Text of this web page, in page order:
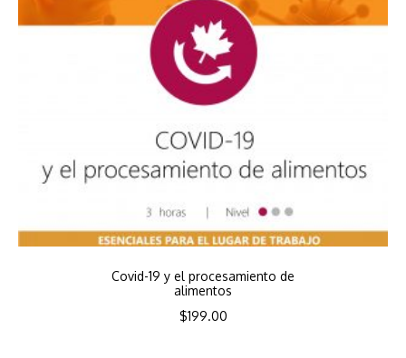
Covid-19 y el procesamiento de
alimentos
$199.00